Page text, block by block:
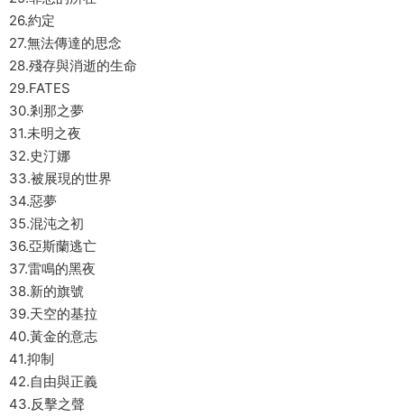
26.約定
27.無法傳達的思念
28.殘存與消逝的生命
29.FATES
30.剎那之夢
31.未明之夜
32.史汀娜
33.被展現的世界
34.惡夢
35.混沌之初
36.亞斯蘭逃亡
37.雷鳴的黑夜
38.新的旗號
39.天空的基拉
40.黃金的意志
41.抑制
42.自由與正義
43.反擊之聲